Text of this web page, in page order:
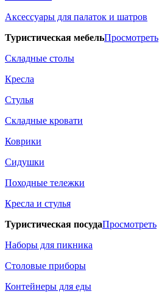
Аксессуары для палаток и шатров
Туристическая мебельПросмотреть
Складные столы
Кресла
Стулья
Складные кровати
Коврики
Сидушки
Походные тележки
Кресла и стулья
Туристическая посудаПросмотреть
Наборы для пикника
Столовые приборы
Контейнеры для еды